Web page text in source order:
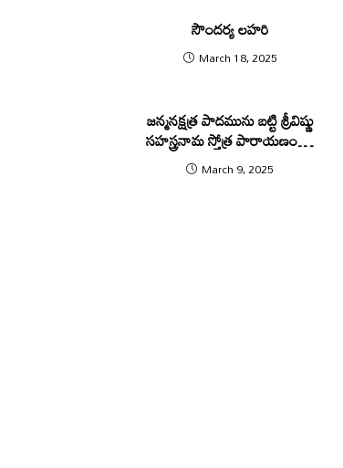
సౌందర్య లహరి
March 18, 2025
జన్మనక్షత్ర పాదమును బట్టి శ్రీవిష్ణు
సహస్త్రనామ స్తోత్ర పారాయణం…
March 9, 2025